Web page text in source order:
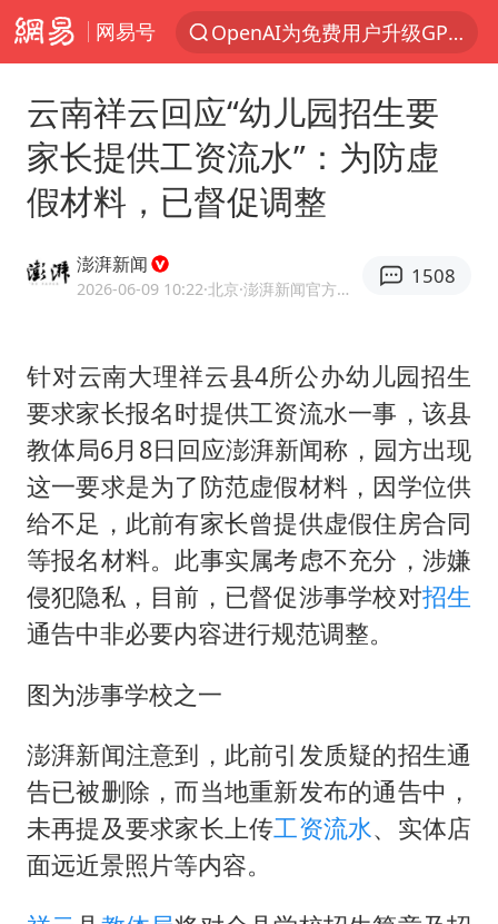
网易号
OpenAI为免费用户升级GPT-5.6 Luna
部分观众入场受阻 浙江省博物馆致歉
U17国足三战全胜
台风白海豚登陆地点更新
看守所辅警收受10万获刑1年
国家气候中心：8月将有4轮高温过程，部分地区可达40℃～45℃
郑国霖回应去景区上班被保安拦下
宇树科技 打新
美股三大指数集体收跌 西数跌超13%
女子利用漏洞0元薅走3000多件家电
多地要求领导干部带头休假
27岁女子成组织卖淫集团主犯被通缉
奋进开新局 实干挑大梁
云南祥云回应“幼儿园招生要
家长提供工资流水”：为防虚
假材料，已督促调整
澎湃新闻
2026-06-09 10:22·北京 ·澎湃新闻官方网易号
1508
针对云南大理祥云县4所公办幼儿园招生
要求家长报名时提供工资流水一事，该县
教体局6月8日回应澎湃新闻称，园方出现
这一要求是为了防范虚假材料，因学位供
给不足，此前有家长曾提供虚假住房合同
等报名材料。此事实属考虑不充分，涉嫌
侵犯隐私，目前，已督促涉事学校对招生
通告中非必要内容进行规范调整。
图为涉事学校之一
澎湃新闻注意到，此前引发质疑的招生通
告已被删除，而当地重新发布的通告中，
未再提及要求家长上传工资流水、实体店
面远近景照片等内容。